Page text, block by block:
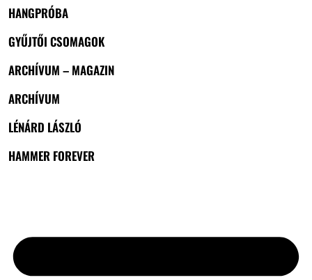
HANGPRÓBA
GYŰJTŐI CSOMAGOK
ARCHÍVUM – MAGAZIN
ARCHÍVUM
LÉNÁRD LÁSZLÓ
HAMMER FOREVER